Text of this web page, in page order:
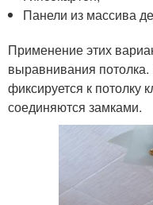
Панели из массива
Применение этих
выравнивания
фиксируется к потолку
соединяются замками.